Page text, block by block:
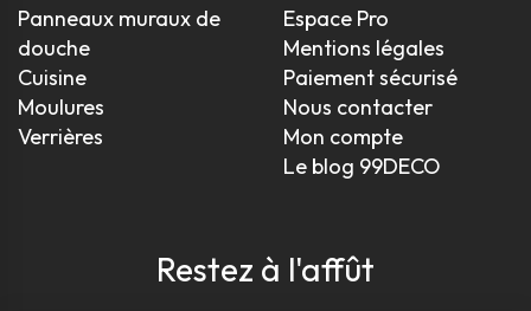
Panneaux muraux de
douche
Cuisine
Moulures
Verrières
Espace Pro
Mentions légales
Paiement sécurisé
Nous contacter
Mon compte
Le blog 99DECO
Restez à l'affût